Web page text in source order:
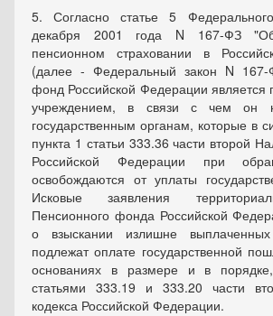
5. Согласно статье 5
декабря 2001 года N 167-ФЗ "Об
пенсионном страховании в
(далее - Федеральный закон N
фонд Российской Федерации является
учреждением, в связи с чем он
государственным органам, которые в
пункта 1 статьи 333.36 части второй
Российской Федерации при
освобождаются от уплаты
Исковые заявления
Пенсионного фонда Российской
о взыскании излишне
подлежат оплате государственной
основаниях в размере и в порядке,
статьями 333.19 и 333.20 части
кодекса Российской Федерации.